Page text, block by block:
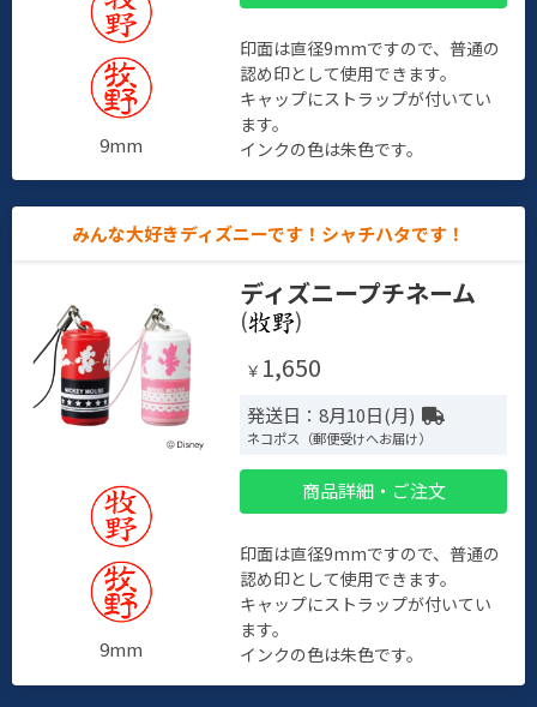
9mm
印面は直径9mmですので、普通の
認め印として使用できます。
キャップにストラップが付いてい
ます。
インクの色は朱色です。
みんな大好きディズニーです！シャチハタです！
9mm
ディズニープチネーム
( )
￥ 1,650
発送日：8月10日(月)
ネコポス（郵便受けへお届け）
商品詳細・ご注文
印面は直径9mmですので、普通の
認め印として使用できます。
キャップにストラップが付いてい
ます。
インクの色は朱色です。